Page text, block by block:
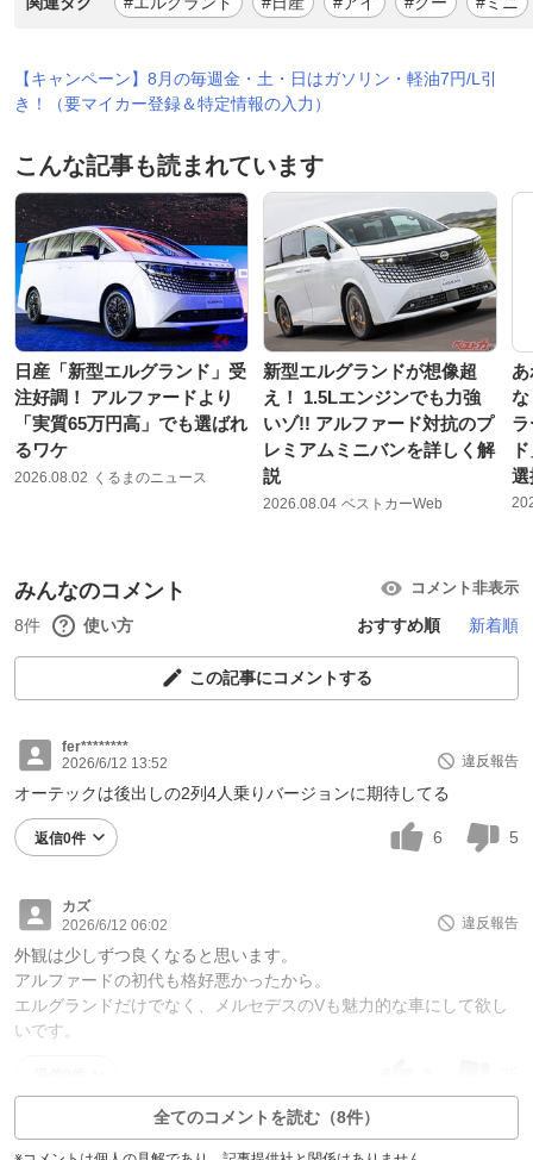
【キャンペーン】8月の毎週金・土・日はガソリン・軽油7円/L引
き！（要マイカー登録＆特定情報の入力）
こんな記事も読まれています
日産「新型エルグランド」受
注好調！ アルファードより
「実質65万円高」でも選ばれ
るワケ
2026.08.02 くるまのニュース
新型エルグランドが想像超
え！ 1.5Lエンジンでも力強
いゾ!! アルファード対抗のプ
レミアムミニバンを詳しく解
説
2026.08.04 ベストカーWeb
選
みんなのコメント コメント非表示
8件 使い方 おすすめ順 新着順
この記事にコメントする
fer********
2026/6/12 13:52
違反報告
オーテックは後出しの2列4人乗りバージョンに期待してる
返信0件 6 5
カズ
2026/6/12 06:02
違反報告
外観は少しずつ良くなると思います。
アルファードの初代も格好悪かったから。
エルグランドだけでなく、メルセデスのVも魅力的な車にして欲し
いです。
全てのコメントを読む（8件）